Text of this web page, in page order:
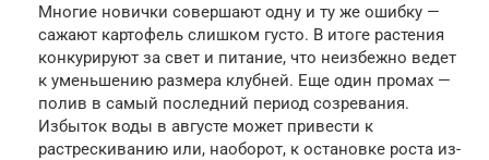
Многие новички совершают одну и ту же ошибку —
сажают картофель слишком густо. В итоге растения
конкурируют за свет и питание, что неизбежно ведет
к уменьшению размера клубней. Еще один промах —
полив в самый последний период созревания.
Избыток воды в августе может привести к
растрескиванию или, наоборот, к остановке роста из-